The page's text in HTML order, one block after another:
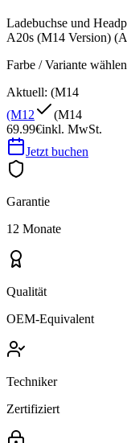
Ladebuchse und
A20s (M14 Version)
Farbe / Variante
Aktuell: (M14
(M12
(M14
69.99€inkl. MwSt.
Jetzt buchen
Garantie
12 Monate
Qualität
OEM-Equivalent
Techniker
Zertifiziert